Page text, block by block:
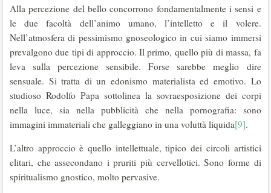
Alla percezione del bello concorrono fondamentalmente i sensi e
le due facoltà dell’animo umano, l’intelletto e il volere.
Nell’atmosfera di pessimismo gnoseologico in cui siamo immersi
prevalgono due tipi di approccio. Il primo, quello più di massa, fa
leva sulla percezione sensibile. Forse sarebbe meglio dire
sensuale. Si tratta di un edonismo materialista ed emotivo. Lo
studioso Rodolfo Papa sottolinea la sovraesposizione dei corpi
nella luce, sia nella pubblicità che nella pornografia: sono
immagini immateriali che galleggiano in una voluttà liquida[9].
L’altro approccio è quello intellettuale, tipico dei circoli artistici
elitari, che assecondano i pruriti più cervellotici. Sono forme di
spiritualismo gnostico, molto pervasive.